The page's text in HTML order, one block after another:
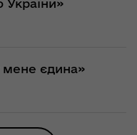
України»
мене єдина»